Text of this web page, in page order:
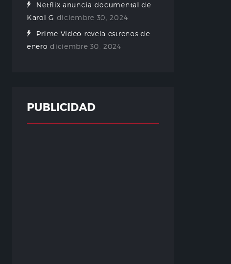
Netflix anuncia documental de
Karol G diciembre 30, 2024
Prime Video revela estrenos de
enero diciembre 30, 2024
PUBLICIDAD